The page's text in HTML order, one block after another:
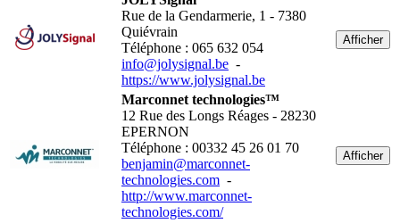
Rue de la Gendarmerie, 1 - 7380
Quiévrain
Téléphone : 065 632 054
info@jolysignal.be -
https://www.jolysignal.be
Afficher
Marconnet technologies™
12 Rue des Longs Réages - 28230
EPERNON
Téléphone : 00332 45 26 01 70
benjamin@marconnet-
technologies.com -
http://www.marconnet-
technologies.com/
Afficher